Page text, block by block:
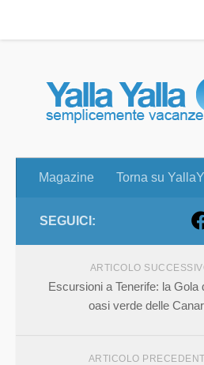
Magazine Torna su
SEGUICI:
ARTICOLO
Escursioni a Tenerife: la Gola
oasi verde delle
ARTICOLO